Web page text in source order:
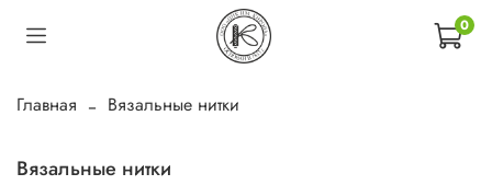
0
Главная Вязальные нитки
Вязальные нитки